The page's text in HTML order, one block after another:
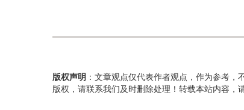
版权声明 ：文章观点仅代表作者观点，作为参考
版权，请联系我们及时删除处理！转载本站内容，